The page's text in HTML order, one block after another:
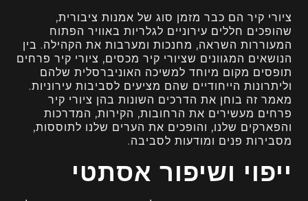
ציורי קיר הם כבר מזמן סוג של אמנות ציבורית,
שהופכים חללים עירוניים לגלריות באוויר הפתוח
המעוררות השראה, מחנכות ומערבות את הקהילה. בין
הנושאים המגוונים שציורי קיר מכסים, ציורי קיר פרחים
תופסים מקום מיוחד למשיכה האוניברסלית שלהם
וליתרונות הייחודיים שהם מציעים לסביבות עירוניות.
מאמר זה בוחן את הדרכים השונות בהן ציורי קיר
פרחים מעשירים את הרחובות, הקירות, המדרכות
והפארקים שלנו, והופכים את הערים שלנו לתוססות,
מסבירות פנים ומודעות לסביבה.
ייפוי ושיפור אסתטי